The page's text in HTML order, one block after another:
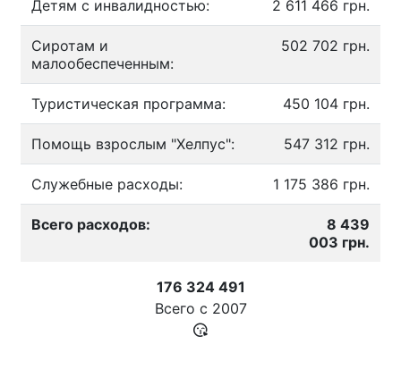
Детям с инвалидностью: 2 611 466 грн.
Сиротам и
малообеспеченным:
502 702 грн.
Туристическая программа: 450 104 грн.
Помощь взрослым "Хелпус": 547 312 грн.
Служебные расходы: 1 175 386 грн.
Всего расходов:
8 439
003 грн.
176 324 491
Всего с 2007